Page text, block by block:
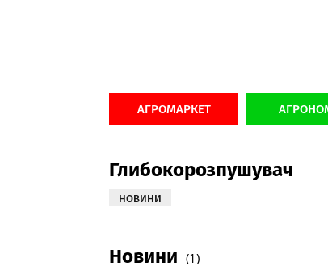
АГРОМАРКЕТ
Глибокорозпушувач
НОВИНИ
Новини (1)